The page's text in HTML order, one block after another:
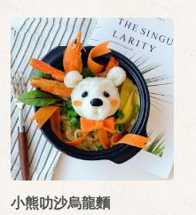
小熊叻沙烏龍麵